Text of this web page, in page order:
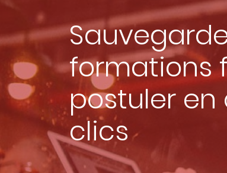
formations
postuler en
clics